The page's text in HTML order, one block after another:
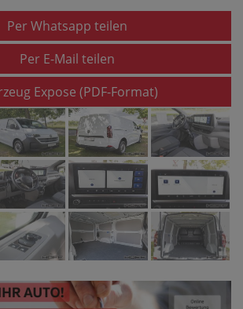
Per Whatsapp teilen
Per E-Mail teilen
Expose (PDF-Format)